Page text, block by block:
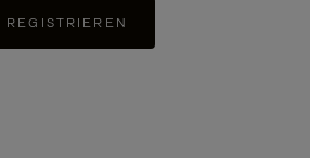
REGISTRIEREN